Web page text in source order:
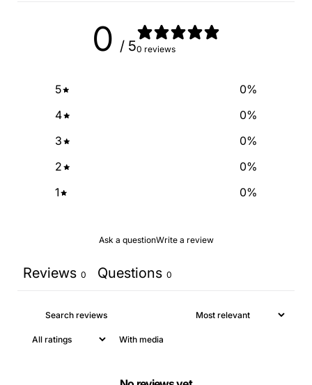
0 / 50 reviews
5 0%
4
0%
3
0%
2
0%
1
0%
Ask a questionWrite a review
Reviews 0 Questions 0
With media